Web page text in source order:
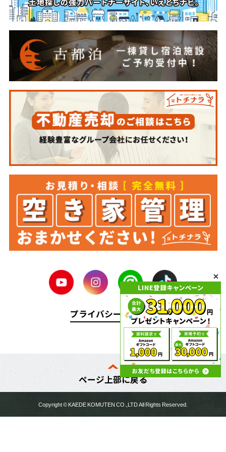
プライバシーポリシー
ページ上部に戻る
Copyright ©KAEDE KOMUTENCO.,LTD All Rights Reserved.